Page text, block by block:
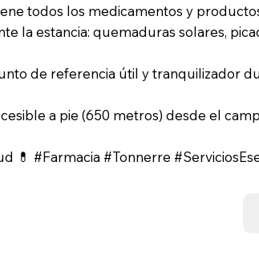
todos los medicamentos y
la estancia: quemaduras solares,
de referencia útil y tranquilizador
a pie (650 metros) desde el
💊 #Farmacia #Tonnerre